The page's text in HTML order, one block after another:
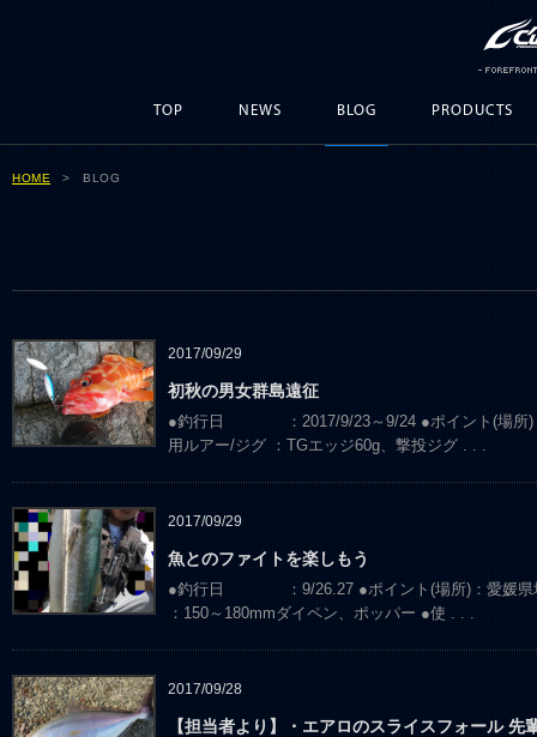
TOP NEWS BLOG PRODUCTS
HOME > BLOG
2017/09/29
初秋の男女群島遠征
●釣行日 ：2017/9/23～9/24 ●ポイント(
用ルアー/ジグ ：TGエッジ60g、撃投ジグ. . .
2017/09/29
魚とのファイトを楽しもう
●釣行日 ：9/26.27 ●ポイント(場所)：愛
：150～180mmダイペン、ポッパー ●使. . .
2017/09/28
【担当者より】・エアロのスライスフォール 先